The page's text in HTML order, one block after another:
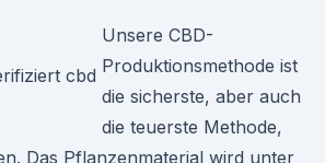
Unsere CBD-
Produktionsmethode ist
die sicherste, aber auch
die teuerste Methode,
Das Pflanzenmaterial wird unter